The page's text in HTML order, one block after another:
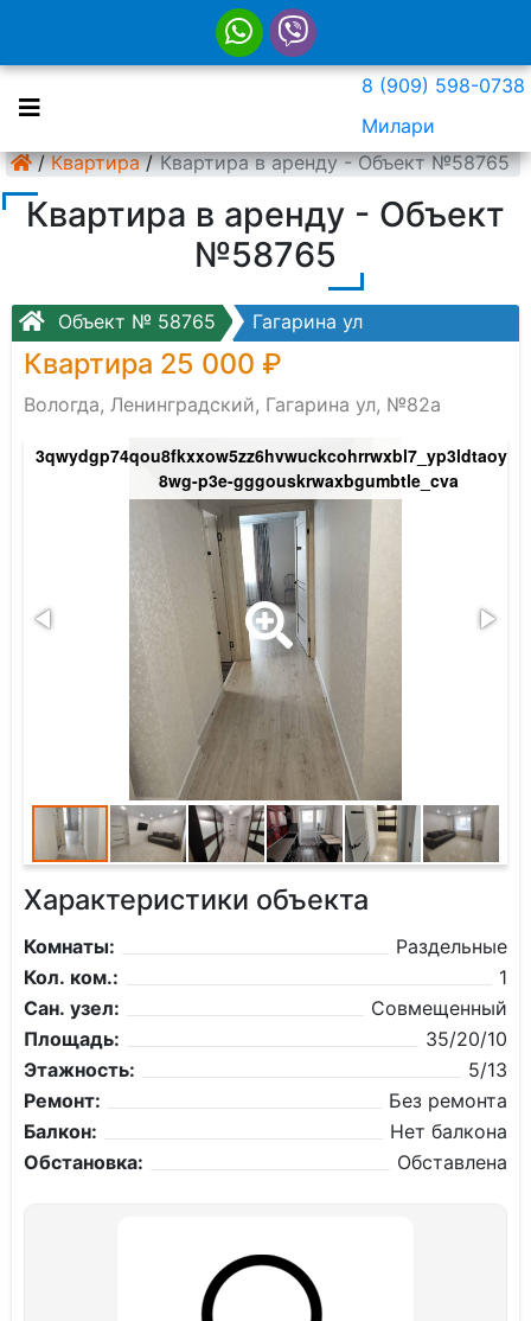
8 (909) 598-0738
Милари
/ Квартира / Квартира в аренду - Объект №58765
Квартира в аренду - Объект
№58765
Объект № 58765 Гагарина ул
Квартира 25 000 ₽
Вологда, Ленинградский, Гагарина ул, №82а
8wg-p3e-gggouskrwaxbgumbtle_cva
Характеристики объекта
Комнаты:
Раздельные
Кол. ком.:
1
Сан. узел:
Совмещенный
Площадь:
35/20/10
Этажность:
5/13
Ремонт:
Без ремонта
Балкон:
Нет балкона
Обстановка:
Обставлена